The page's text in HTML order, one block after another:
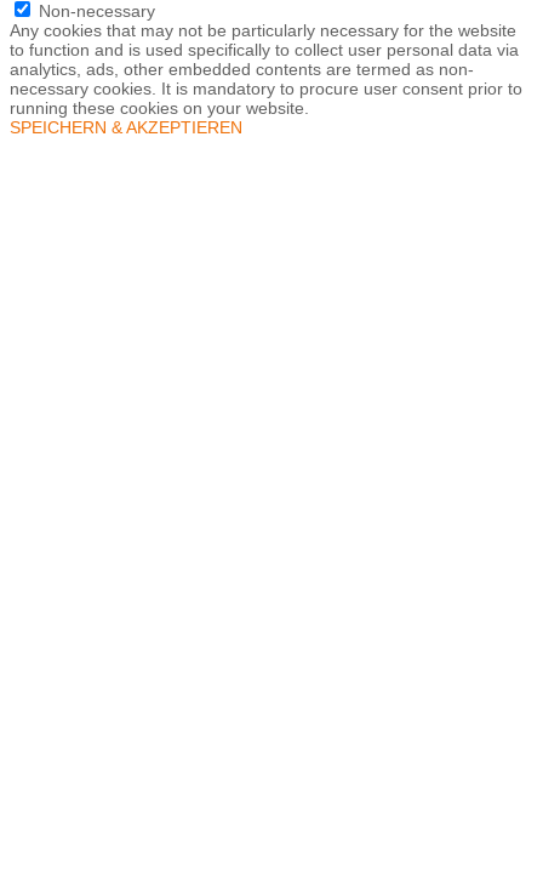
Non-necessary
Any cookies that may not be particularly necessary for the website
to function and is used specifically to collect user personal data via
analytics, ads, other embedded contents are termed as non-
necessary cookies. It is mandatory to procure user consent prior to
running these cookies on your website.
SPEICHERN & AKZEPTIEREN